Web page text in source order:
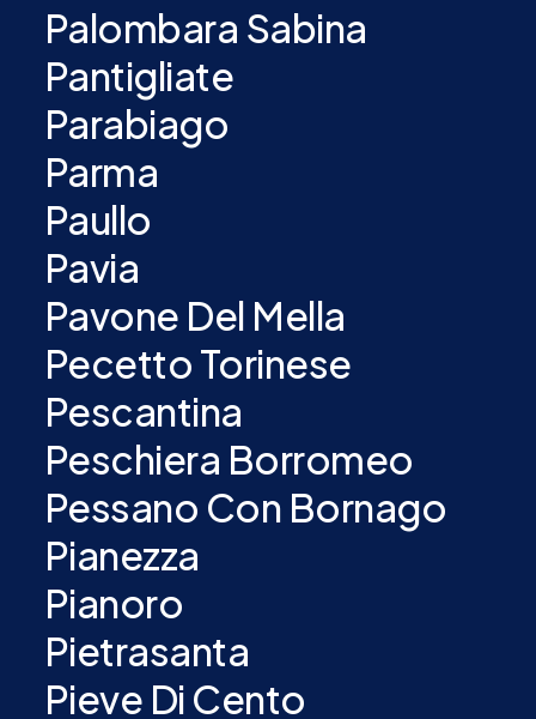
Palombara Sabina
Pantigliate
Parabiago
Parma
Paullo
Pavia
Pavone Del Mella
Pecetto Torinese
Pescantina
Peschiera Borromeo
Pessano Con Bornago
Pianezza
Pianoro
Pietrasanta
Pieve Di Cento